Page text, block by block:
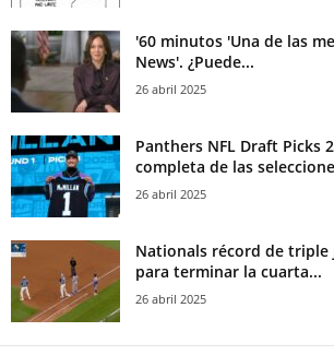
'60 minutos 'Una de las
News'. ¿Puede...
26 abril 2025
Panthers NFL Draft Picks
completa de las
26 abril 2025
Nationals récord de
para terminar la cuarta...
26 abril 2025